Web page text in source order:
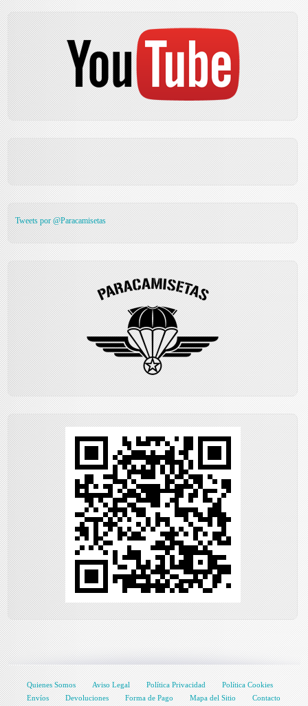
Tweets por @Paracamisetas
Quienes Somos Aviso Legal Política Privacidad
Política Cookies
Envíos
Devoluciones Forma de Pago Mapa del Sitio Contacto